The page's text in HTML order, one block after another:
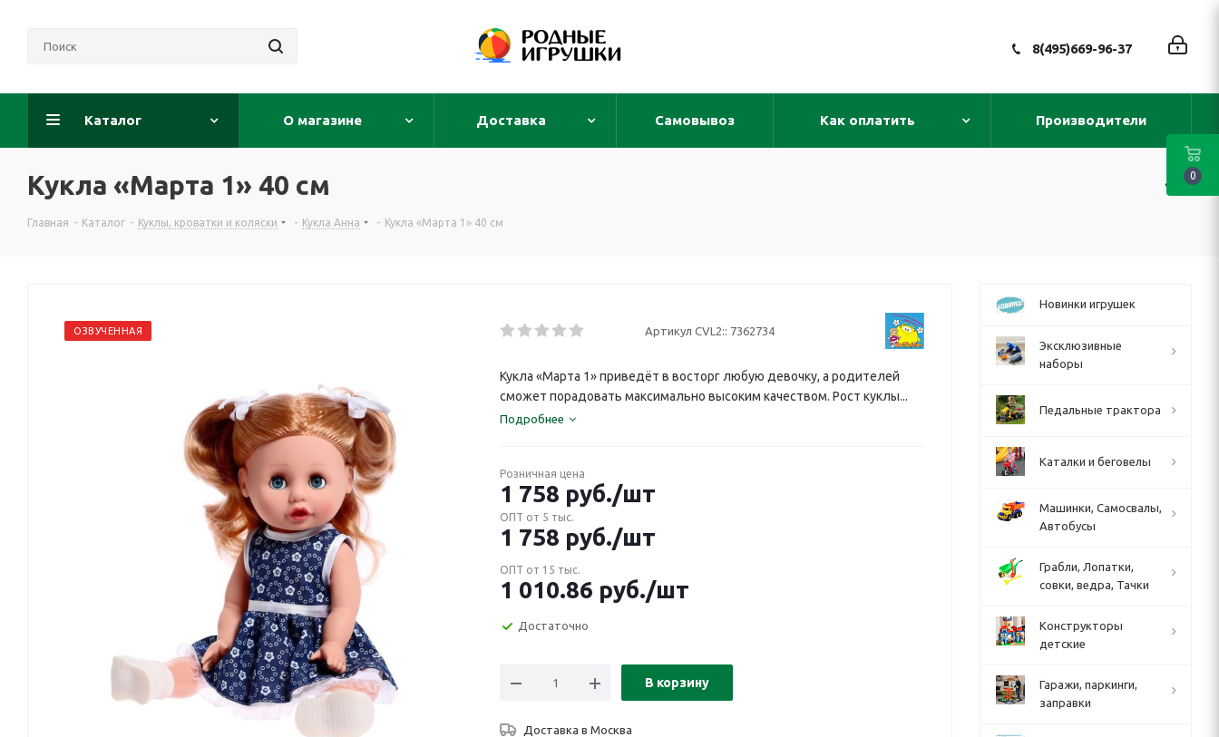
8(495)669-96-37
Каталог О магазине Доставка Самовывоз Как оплатить Производители
Кукла «Марта 1» 40 см
Главная - Каталог - Куклы, кроватки и коляски - Кукла Анна - Кукла «Марта 1» 40 см
ОЗВУЧЕННАЯ Артикул CVL2:: 7362734
Кукла «Марта 1» приведёт в восторг любую девочку, а родителей
сможет порадовать максимально высоким качеством. Рост куклы...
Подробнее
Розничная цена
1 758 руб./шт
ОПТ от 5 тыс.
1 758 руб./шт
ОПТ от 15 тыс.
1 010.86 руб./шт
Достаточно
В корзину
Доставка в Москва
Новинки игрушек
Эксклюзивные
наборы
Педальные трактора
Каталки и беговелы
Машинки, Самосвалы,
Автобусы
Грабли, Лопатки,
совки, ведра, Тачки
Конструкторы
детские
Гаражи, паркинги,
заправки
0